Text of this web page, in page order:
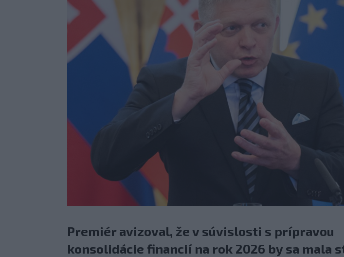
Premiér avizoval, že v súvislosti s prípravou
konsolidácie financií na rok 2026 by sa mala